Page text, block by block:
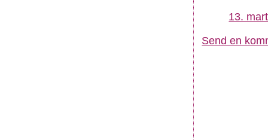
13.
Send en